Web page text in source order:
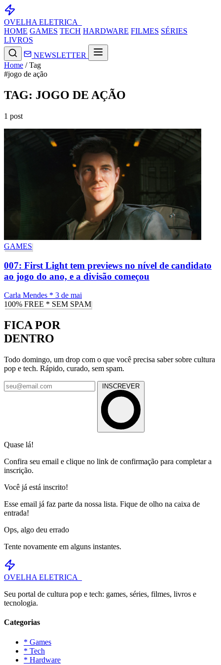
OVELHA ELETRICA_
HOME GAMES TECH HARDWARE FILMES SÉRIES
LIVROS
NEWSLETTER
Home / Tag
#jogo de ação
TAG: JOGO DE AÇÃO
1 post
GAMES
007: First Light tem previews no nível de candidato
ao jogo do ano, e a divisão começou
Carla Mendes * 3 de mai
100% FREE * SEM SPAM
FICA POR
DENTRO
Todo domingo, um drop com o que você precisa saber sobre cultura
pop e tech. Rápido, curado, sem spam.
INSCREVER
Quase lá!
Confira seu email e clique no link de confirmação para completar a
inscrição.
Você já está inscrito!
Esse email já faz parte da nossa lista. Fique de olho na caixa de
entrada!
Ops, algo deu errado
Tente novamente em alguns instantes.
OVELHA ELETRICA_
Seu portal de cultura pop e tech: games, séries, filmes, livros e
tecnologia.
Categorias
* Games
* Tech
* Hardware